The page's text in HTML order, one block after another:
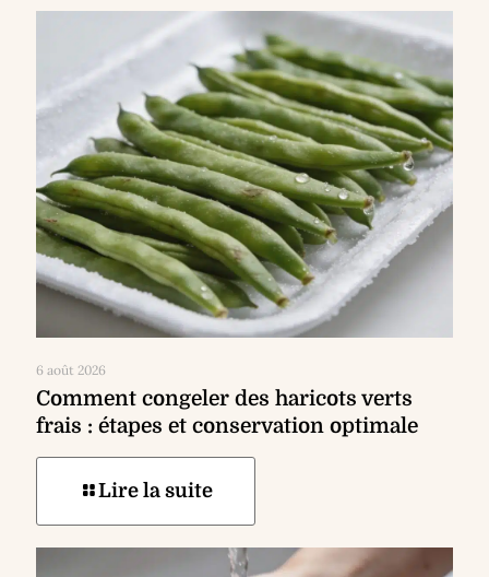
6 août 2026
Comment congeler des haricots verts
frais : étapes et conservation optimale
Lire la suite